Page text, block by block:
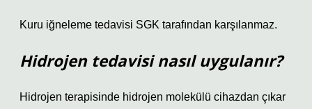
Kuru iğneleme tedavisi SGK tarafından karşılanmaz.
Hidrojen tedavisi nasıl uygulanır?
Hidrojen terapisinde hidrojen molekülü cihazdan çıkar